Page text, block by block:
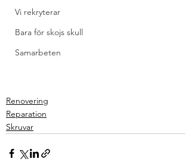
Vi rekryterar
Bara för skojs skull
Samarbeten
Renovering
Reparation
Skruvar